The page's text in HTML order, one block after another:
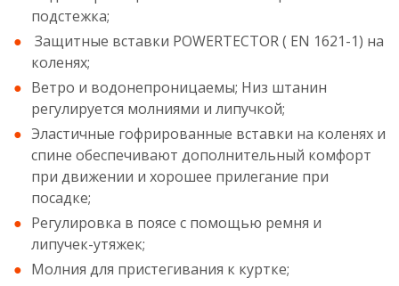
подстежка;
Защитные вставки POWERTECTOR ( EN 1621-1) на
коленях;
Ветро и водонепроницаемы; Низ штанин
регулируется молниями и липучкой;
Эластичные гофрированные вставки на коленях и
спине обеспечивают дополнительный комфорт
при движении и хорошее прилегание при
посадке;
Регулировка в поясе с помощью ремня и
липучек-утяжек;
Молния для пристегивания к куртке;